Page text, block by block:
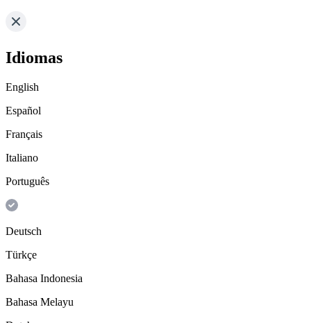
Idiomas
English
Español
Français
Italiano
Português
Deutsch
Türkçe
Bahasa Indonesia
Bahasa Melayu